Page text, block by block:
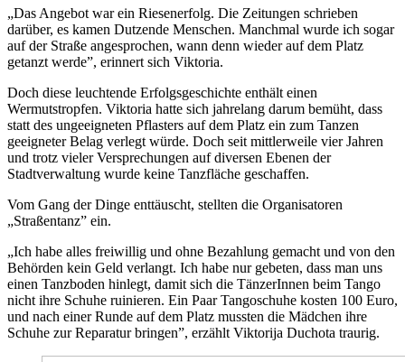
„Das Angebot war ein Riesenerfolg. Die Zeitungen schrieben
darüber, es kamen Dutzende Menschen. Manchmal wurde ich sogar
auf der Straße angesprochen, wann denn wieder auf dem Platz
getanzt werde”, erinnert sich Viktoria.
Doch diese leuchtende Erfolgsgeschichte enthält einen
Wermutstropfen. Viktoria hatte sich jahrelang darum bemüht, dass
statt des ungeeigneten Pflasters auf dem Platz ein zum Tanzen
geeigneter Belag verlegt würde. Doch seit mittlerweile vier Jahren
und trotz vieler Versprechungen auf diversen Ebenen der
Stadtverwaltung wurde keine Tanzfläche geschaffen.
Vom Gang der Dinge enttäuscht, stellten die Organisatoren
„Straßentanz” ein.
„Ich habe alles freiwillig und ohne Bezahlung gemacht und von den
Behörden kein Geld verlangt. Ich habe nur gebeten, dass man uns
einen Tanzboden hinlegt, damit sich die TänzerInnen beim Tango
nicht ihre Schuhe ruinieren. Ein Paar Tangoschuhe kosten 100 Euro,
und nach einer Runde auf dem Platz mussten die Mädchen ihre
Schuhe zur Reparatur bringen”, erzählt Viktorija Duchota traurig.